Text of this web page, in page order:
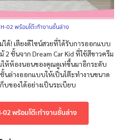
02 พร้อมโต๊ะทำงานชั้นล่าง
ได้! เตียงดีไซน์สวยที่ได้รับการออกแบบ
2 ชั้นจาก Dream Car Kid ที่ใช้สีขาวครีม
ให้ห้องนอนของคุณดูเท่ขึ้นมาอีกระดับ
ล่างออกแบบให้เป็นโต๊ะทำงานขนาด
ของได้อย่างเป็นระเบียบ
02 พร้อมโต๊ะทำงานชั้นล่าง